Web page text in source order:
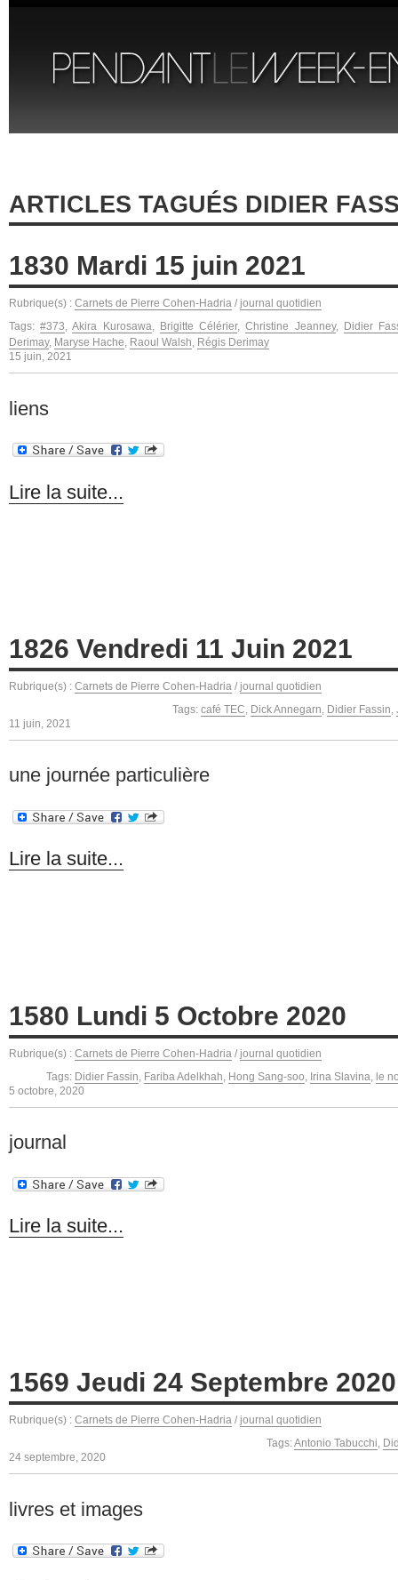
ARTICLES TAGUÉS DIDIER
1830 Mardi 15 juin 2021
Rubrique(s) : Carnets de Pierre Cohen-Hadria / journal quotidien
Tags:#373,Akira Kurosawa, Brigitte Célérier,Christine Jeanney, Didier
Derimay, Maryse Hache, Raoul Walsh, Régis Derimay
15 juin, 2021
liens
Lire la suite...
1826 Vendredi 11 Juin 2021
Rubrique(s) : Carnets de Pierre Cohen-Hadria / journal quotidien
Tags: café TEC Dick Annegarn Didier Fassin
11 juin, 2021
une journée particulière
Lire la suite...
1580 Lundi 5 Octobre 2020
Rubrique(s) : Carnets de Pierre Cohen-Hadria / journal quotidien
Tags: Didier Fassin Fariba Adelkhah Hong Sang-soo Irina Slavina le
5 octobre, 2020
journal
Lire la suite...
1569 Jeudi 24 Septembre 2020
Rubrique(s) : Carnets de Pierre Cohen-Hadria / journal quotidien
Tags:Antonio Tabucchi,
24 septembre, 2020
livres et images